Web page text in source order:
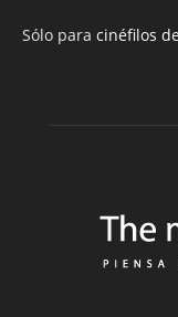
Sólo para cinéfilos